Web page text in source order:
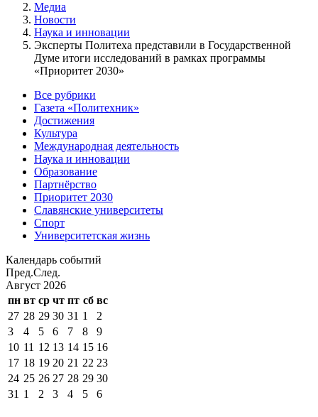
Медиа
Новости
Наука и инновации
Эксперты Политеха представили в Государственной
Думе итоги исследований в рамках программы
«Приоритет 2030»
Все рубрики
Газета «Политехник»
Достижения
Культура
Международная деятельность
Наука и инновации
Образование
Партнёрство
Приоритет 2030
Славянские университеты
Спорт
Университетская жизнь
Календарь событий
Пред.След.
Август 2026
пн вт ср чт пт сб вс
27 28 29 30 31 1
2
3
4 5 6 7 8
9
10 11 12 13 14 15 16
17 18 19 20 21 22 23
24 25 26 27 28 29 30
31 1 2 3 4 5 6